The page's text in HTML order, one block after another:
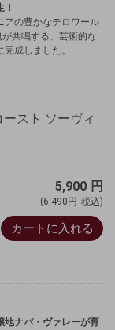
アの豊かなテロワール
が共鳴する、芸術的な
成しました。
スト ソーヴィ
5,900 円
(6,490円 税込)
カートに入れる
地ナパ・ヴァレーが育